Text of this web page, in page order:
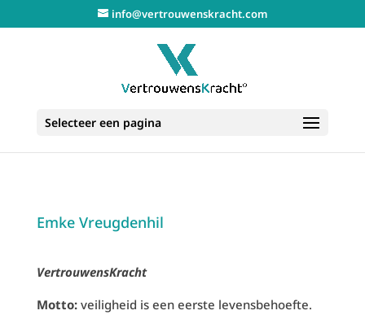
info@vertrouwenskracht.com
Selecteer een pagina
Emke Vreugdenhil
VertrouwensKracht
Motto: veiligheid is een eerste levensbehoefte.